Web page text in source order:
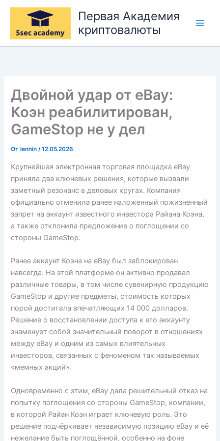
Перейти
содержимому
Первая Академия
криптовалюты
Двойной удар от eBay:
Коэн реабилитирован,
GameStop не у дел
От lennin/12.05.2026
Крупнейшая электронная торговая площадка eBay
приняла два ключевых решения, которые вызвали
заметный резонанс в деловых кругах. Компания
официально отменила ранее наложенный пожизненный
запрет на аккаунт известного инвестора Райана Коэна,
а также отклонила предложение о поглощении со
стороны GameStop.
Ранее аккаунт Коэна на eBay был заблокирован
навсегда. На этой платформе он активно продавал
различные товары, в том числе сувенирную продукцию
GameStop и другие предметы, стоимость которых
порой достигала впечатляющих 14 000 долларов.
Решение о восстановлении доступа к его аккаунту
знаменует собой значительный поворот в отношениях
между eBay и одним из самых влиятельных
инвесторов, связанных с феноменом так называемых
«мемных акций».
Одновременно с этим, eBay дала решительный отказ на
попытку поглощения со стороны GameStop, компании,
в которой Райан Коэн играет ключевую роль. Это
решение подчёркивает независимую позицию eBay и её
нежелание быть поглощённой, особенно на фоне